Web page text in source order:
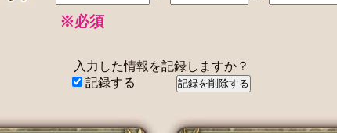
※必須
入力した情報を記録しますか？
記録する